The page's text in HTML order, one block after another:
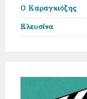
Ο Καραγκιόζης
Ελευσίνα